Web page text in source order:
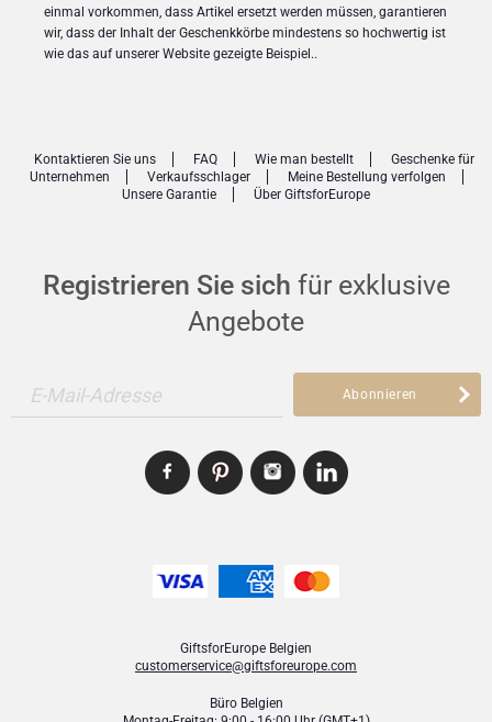
einmal vorkommen, dass Artikel ersetzt werden müssen, garantieren
wir, dass der Inhalt der Geschenkkörbe mindestens so hochwertig ist
wie das auf unserer Website gezeigte Beispiel..
Registrieren Sie sich für exklusive
Angebote
E-Mail-Adresse Abonnieren
Kontaktieren Sie uns FAQ Wie man bestellt
Geschenke für
Unternehmen
Verkaufsschlager
Meine Bestellung verfolgen
Unsere Garantie
Über GiftsforEurope
GiftsforEurope Belgien
customerservice@giftsforeurope.com
Büro Belgien